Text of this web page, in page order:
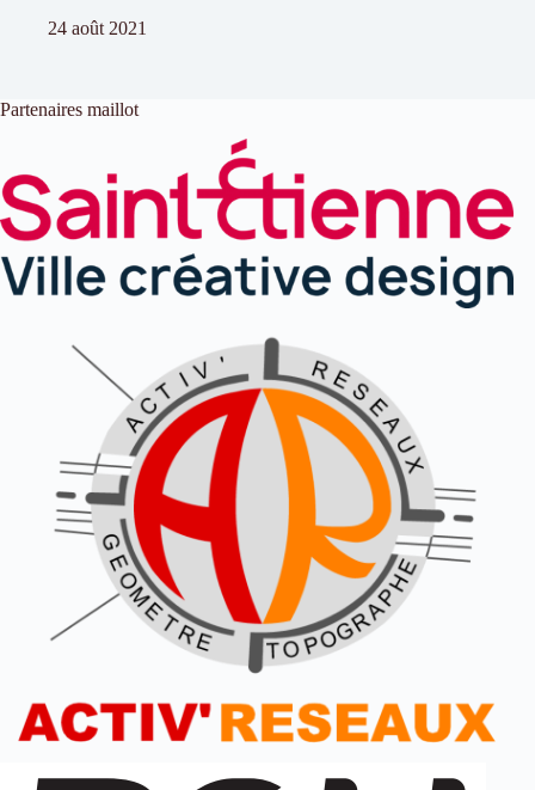
24 août 2021
Partenaires maillot